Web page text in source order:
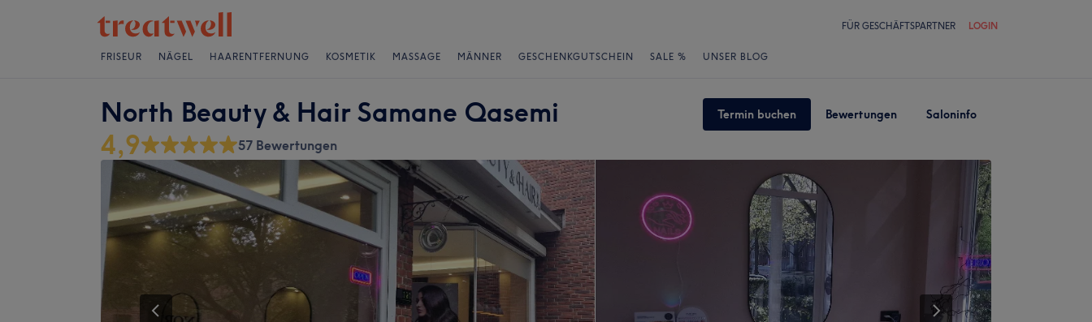
FÜR GESCHÄFTSPARTNER LOGIN
FRISEUR NÄGEL HAARENTFERNUNG KOSMETIK MASSAGE MÄNNER GESCHENKGUTSCHEIN SALE % UNSER BLOG
North Beauty & Hair Samane Qasemi Termin buchen Bewertungen Saloninfo
4,9 57 Bewertungen